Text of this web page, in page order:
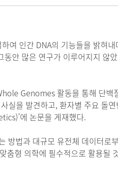
여 인간 DNA의 기능들을 밝혀내
안 많은 연구가 이루어지지 않
Genomes 활동을 통해 단백
실을 발견하고, 환자별 주요 돌연
에 논문을 게재했다.
방법과 대규모 유전체 데이터로
춤형 의학에 필수적으로 활용될